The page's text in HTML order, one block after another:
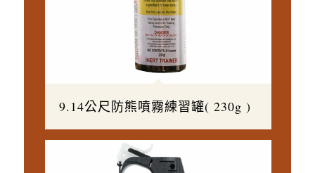
9.14公尺防熊噴霧練習罐( 230g )